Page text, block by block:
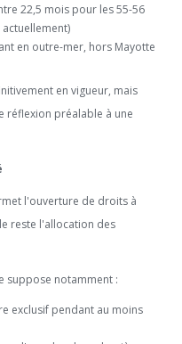
22,5 mois pour les 55-56
en outre-mer, hors Mayotte
en vigueur, mais
réflexion préalable à une
l'ouverture de droits à
reste l'allocation des
suppose notamment :
exclusif pendant au moins